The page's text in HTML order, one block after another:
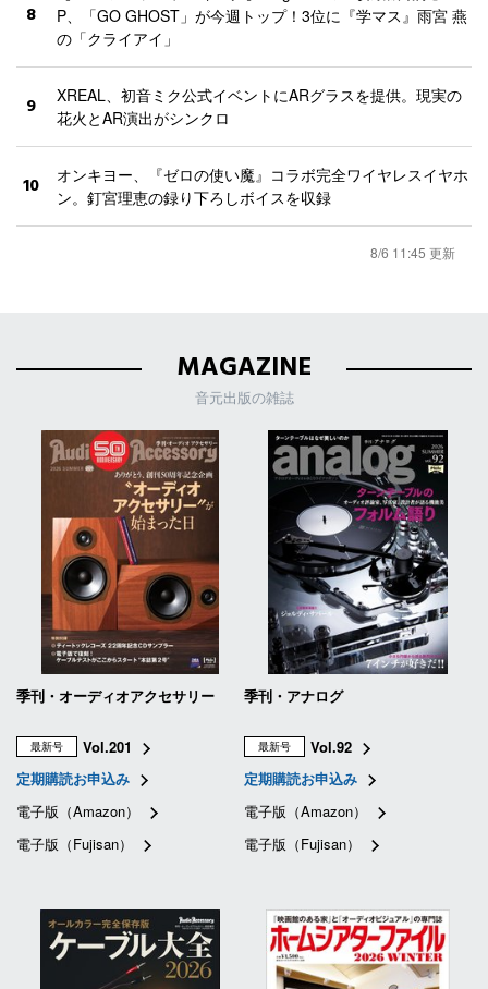
8
P、「GO GHOST」が今週トップ！3位に『学マス』雨宮 燕
の「クライアイ」
9
XREAL、初音ミク公式イベントにARグラスを提供。現実の
花火とAR演出がシンクロ
10
オンキヨー、『ゼロの使い魔』コラボ完全ワイヤレスイヤホ
ン。釘宮理恵の録り下ろしボイスを収録
8/6 11:45 更新
MAGAZINE
音元出版の雑誌
季刊・オーディオアクセサリー
最新号
Vol.201
定期購読お申込み
電子版（Amazon）
電子版（Fujisan）
季刊・アナログ
最新号
Vol.92
定期購読お申込み
電子版（Amazon）
電子版（Fujisan）